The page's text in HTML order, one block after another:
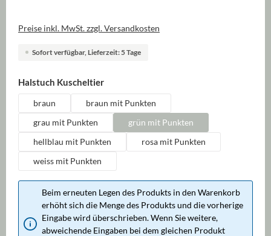
Preise inkl. MwSt. zzgl. Versandkosten
Sofort verfügbar, Lieferzeit: 5 Tage
Halstuch Kuscheltierauswählen
braun
braun mit Punkten
grau mit Punkten
grün mit Punkten
hellblau mit Punkten
rosa mit Punkten
weiss mit Punkten
Beim erneuten Legen des Produkts in den Warenkorb
erhöht sich die Menge des Produkts und die vorherige
Eingabe wird überschrieben. Wenn Sie weitere,
abweichende Eingaben bei dem gleichen Produkt